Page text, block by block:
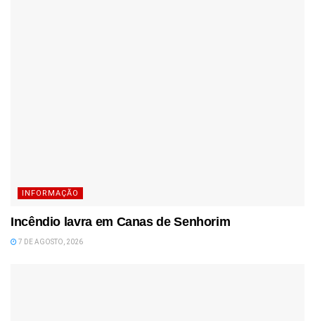
INFORMAÇÃO
Incêndio lavra em Canas de Senhorim
7 DE AGOSTO, 2026